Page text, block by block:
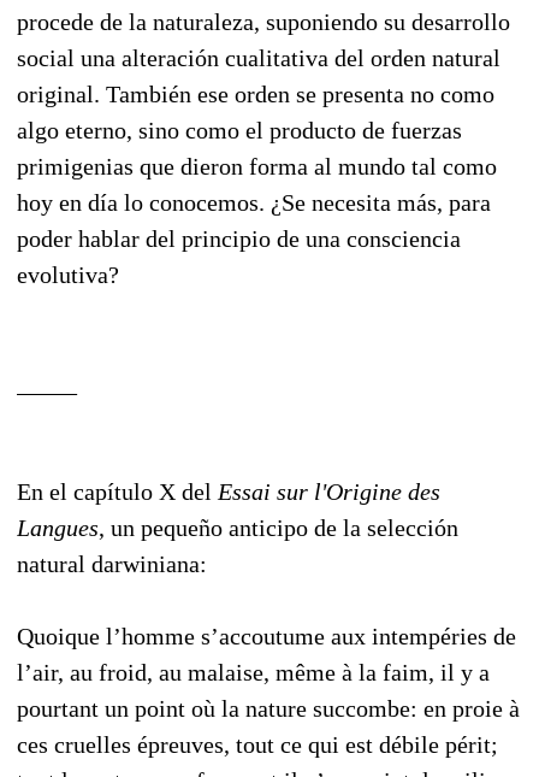
procede de la naturaleza, suponiendo su desarrollo
social una alteración cualitativa del orden natural
original. También ese orden se presenta no como
algo eterno, sino como el producto de fuerzas
primigenias que dieron forma al mundo tal como
hoy en día lo conocemos. ¿Se necesita más, para
poder hablar del principio de una consciencia
evolutiva?
En el capítulo X del Essai sur l'Origine des
Langues, un pequeño anticipo de la selección
natural darwiniana:
Quoique l’homme s’accoutume aux intempéries de
l’air, au froid, au malaise, même à la faim, il y a
pourtant un point où la nature succombe: en proie à
ces cruelles épreuves, tout ce qui est débile périt;